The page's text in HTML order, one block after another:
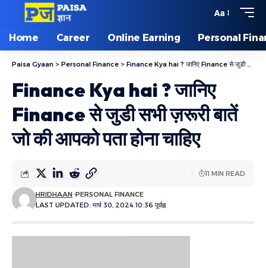
Aa
Home Career Online Earning Personal
Paisa Gyaan > Personal Finance > Finance Kya hai ? जानिए Finance से जुडी सभी ज़रूरी बातें जो की आपको पता होना चाहिए
Finance Kya hai ? जानिए
Finance से जुडी सभी ज़रूरी बातें
जो की आपको पता होना चाहिए
LAST UPDATED: मार्च 30, 2024 10:36 पूर्वाह्न
HRIDHAAN PERSONAL FINANCE
11 MIN READ